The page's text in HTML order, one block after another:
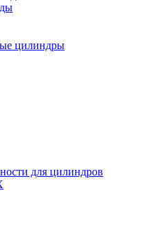
цилиндры
для цилиндров